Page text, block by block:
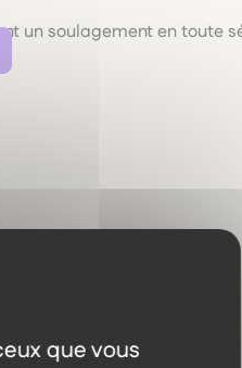
que vous
un soulagement en toute